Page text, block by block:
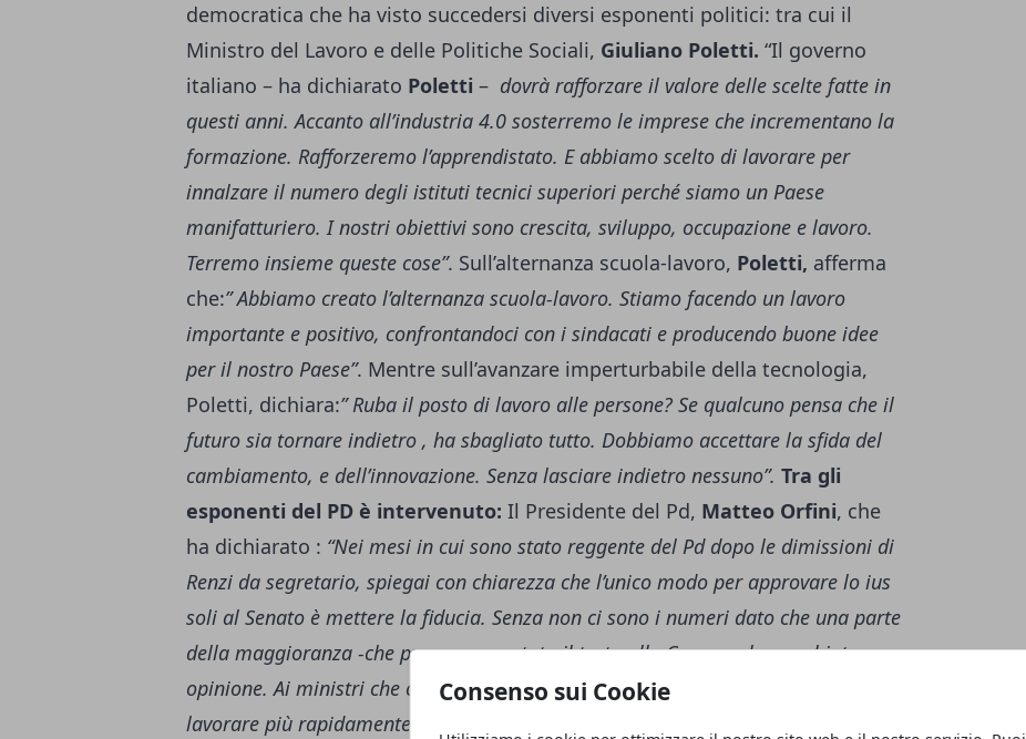
Consenso sui Cookie
democratica che ha visto succedersi diversi esponenti politici: tra cui il
Ministro del Lavoro e delle Politiche Sociali, Giuliano Poletti. “Il governo
italiano – ha dichiarato Poletti – dovrà rafforzare il valore delle scelte fatte in
questi anni. Accanto all’industria 4.0 sosterremo le imprese che incrementano la
formazione. Rafforzeremo l’apprendistato. E abbiamo scelto di lavorare per
innalzare il numero degli istituti tecnici superiori perché siamo un Paese
manifatturiero. I nostri obiettivi sono crescita, sviluppo, occupazione e lavoro.
Terremo insieme queste cose”. Sull’alternanza scuola-lavoro, Poletti, afferma
che:” Abbiamo creato l’alternanza scuola-lavoro. Stiamo facendo un lavoro
importante e positivo, confrontandoci con i sindacati e producendo buone idee
per il nostro Paese”. Mentre sull’avanzare imperturbabile della tecnologia,
Poletti, dichiara:” Ruba il posto di lavoro alle persone? Se qualcuno pensa che il
futuro sia tornare indietro , ha sbagliato tutto. Dobbiamo accettare la sfida del
cambiamento, e dell’innovazione. Senza lasciare indietro nessuno”. Tra gli
esponenti del PD è intervenuto: Il Presidente del Pd, Matteo Orfini, che
ha dichiarato : “Nei mesi in cui sono stato reggente del Pd dopo le dimissioni di
Renzi da segretario, spiegai con chiarezza che l’unico modo per approvare lo ius
soli al Senato è mettere la fiducia. Senza non ci sono i numeri dato che una parte
della maggioranza -che pure aveva votato il testo alla Camera- ha cambiato
opinione. Ai ministri che chiedono lodevolmente di accelerare, suggerisco di
lavorare più rapidamente per sciogliere il nodo fiducia. Perché è proprio a loro